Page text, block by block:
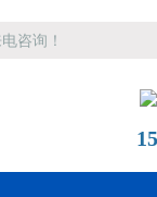
咨询！